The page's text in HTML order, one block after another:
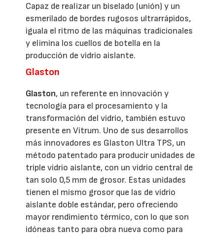
Capaz de realizar un biselado (unión) y un
esmerilado de bordes rugosos ultrarrápidos,
iguala el ritmo de las máquinas tradicionales
y elimina los cuellos de botella en la
producción de vidrio aislante.
Glaston
Glaston, un referente en innovación y
tecnología para el procesamiento y la
transformación del vidrio, también estuvo
presente en Vitrum. Uno de sus desarrollos
más innovadores es Glaston Ultra TPS, un
método patentado para producir unidades de
triple vidrio aislante, con un vidrio central de
tan solo 0,5 mm de grosor. Estas unidades
tienen el mismo grosor que las de vidrio
aislante doble estándar, pero ofreciendo
mayor rendimiento térmico, con lo que son
idóneas tanto para obra nueva como para